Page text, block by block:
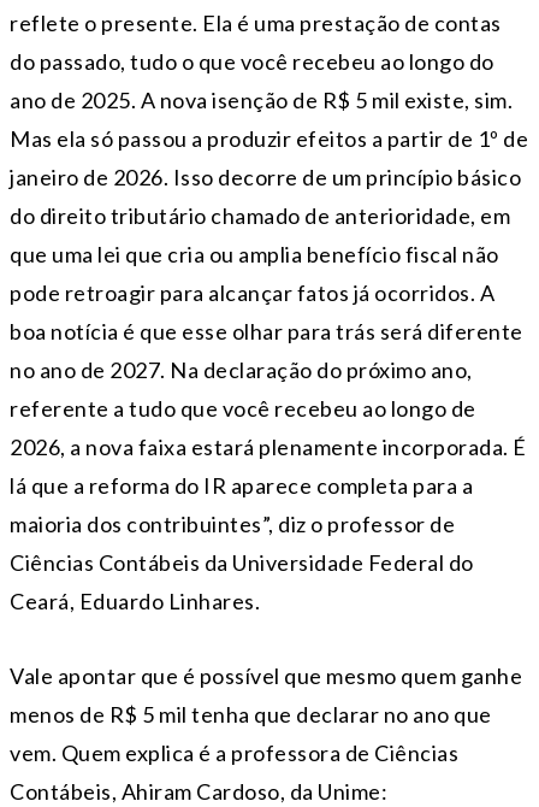
reflete o presente. Ela é uma prestação de contas
do passado, tudo o que você recebeu ao longo do
ano de 2025. A nova isenção de R$ 5 mil existe, sim.
Mas ela só passou a produzir efeitos a partir de 1º de
janeiro de 2026. Isso decorre de um princípio básico
do direito tributário chamado de anterioridade, em
que uma lei que cria ou amplia benefício fiscal não
pode retroagir para alcançar fatos já ocorridos. A
boa notícia é que esse olhar para trás será diferente
no ano de 2027. Na declaração do próximo ano,
referente a tudo que você recebeu ao longo de
2026, a nova faixa estará plenamente incorporada. É
lá que a reforma do IR aparece completa para a
maioria dos contribuintes”, diz o professor de
Ciências Contábeis da Universidade Federal do
Ceará, Eduardo Linhares.
Vale apontar que é possível que mesmo quem ganhe
menos de R$ 5 mil tenha que declarar no ano que
vem. Quem explica é a professora de Ciências
Contábeis, Ahiram Cardoso, da Unime: